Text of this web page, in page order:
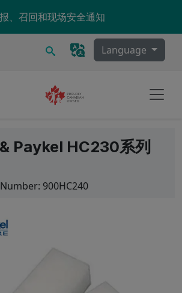
、召回和现场安全通知
搜索 Language
Paykel HC230系列
900HC240